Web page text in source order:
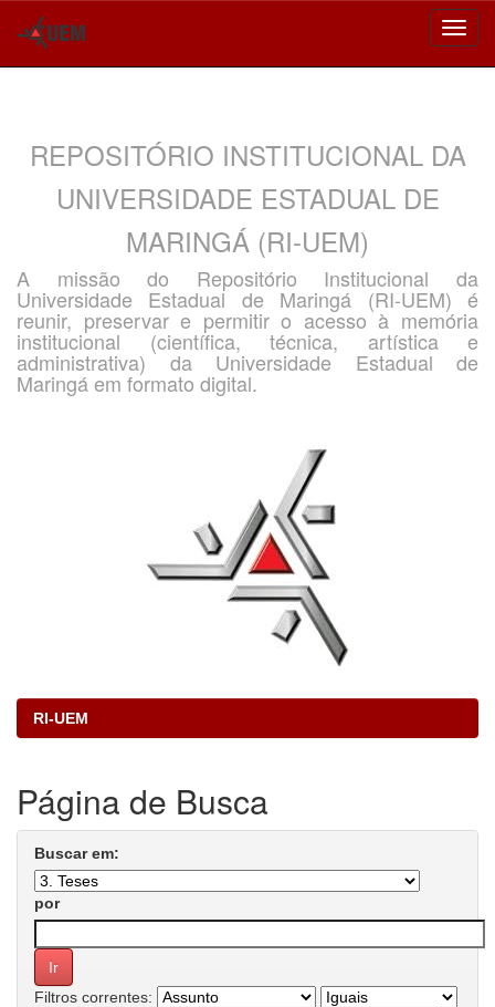
REPOSITÓRIO INSTITUCIONAL DA
UNIVERSIDADE ESTADUAL DE
MARINGÁ (RI-UEM)
A missão do Repositório Institucional da
Universidade Estadual de Maringá (RI-UEM) é
reunir, preservar e permitir o acesso à memória
institucional (científica, técnica, artística e
administrativa) da Universidade Estadual de
Maringá em formato digital.
RI-UEM
Página de Busca
Buscar em:
por
Filtros correntes: